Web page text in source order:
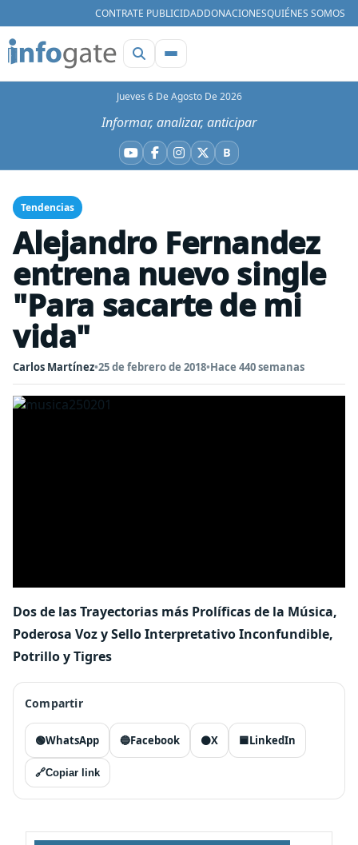
CONTRATE PUBLICIDADDONACIONESQUIÉNES SOMOS
Jueves 6 De Agosto De 2026
Informar, analizar, anticipar
YouTube
Facebook
Instagram
X BBluesky
Tendencias
Alejandro Fernandez
entrena nuevo single
"Para sacarte de mi
vida"
Carlos Martínez•25 de febrero de 2018•Hace 440 semanas
Dos de las Trayectorias más Prolíficas de la Música,
Poderosa Voz y Sello Interpretativo Inconfundible,
Potrillo y Tigres
Compartir
🟢WhatsApp 🔵Facebook ⚫X 🟦LinkedIn
🔗Copiar link